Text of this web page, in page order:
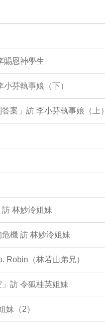
賜恩神學生
芬執事娘（下）
案」訪 李小芬執事娘（上）
林妙泠姐妹
機 訪 林妙泠姐妹
Robin（林若山弟兄）
訪 令狐桂英姐妹
妹（2）